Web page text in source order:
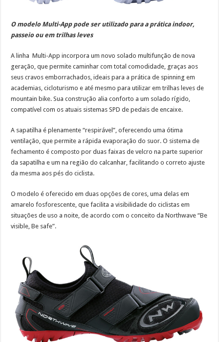
O modelo Multi-App pode ser utilizado para a prática indoor,
passeio ou em trilhas leves
A linha Multi-App incorpora um novo solado multifunção de nova
geração, que permite caminhar com total comodidade, graças aos
seus cravos emborrachados, ideais para a prática de spinning em
academias, cicloturismo e até mesmo para utilizar em trilhas leves de
mountain bike. Sua construção alia conforto a um solado rígido,
compatível com os atuais sistemas SPD de pedais de encaixe.
A sapatilha é plenamente “respirável”, oferecendo uma ótima
ventilação, que permite a rápida evaporação do suor. O sistema de
fechamento é composto por duas faixas de velcro na parte superior
da sapatilha e um na região do calcanhar, facilitando o correto ajuste
da mesma aos pés do ciclista.
O modelo é oferecido em duas opções de cores, uma delas em
amarelo fosforescente, que facilita a visibilidade do ciclistas em
situações de uso a noite, de acordo com o conceito da Northwave “Be
visible, Be safe”.